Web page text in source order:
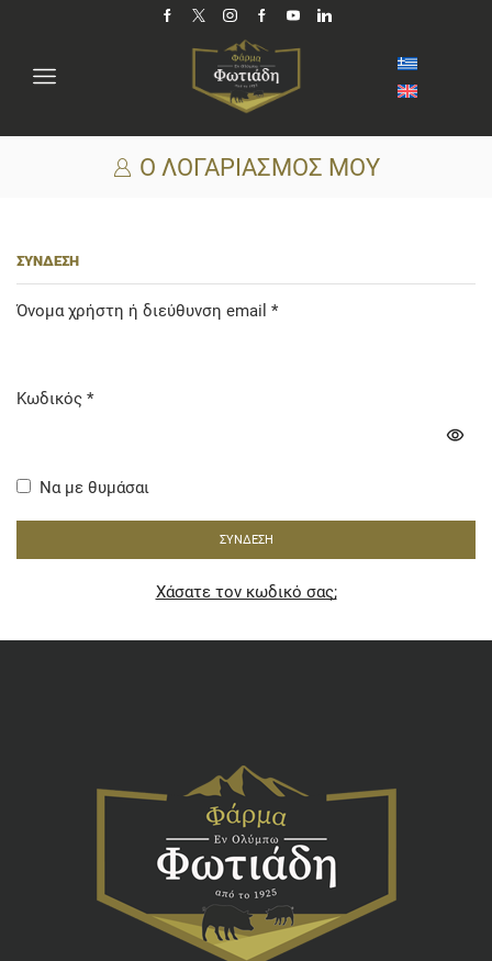
Ο ΛΟΓΑΡΙΑΣΜΌΣ ΜΟΥ
ΣΎΝΔΕΣΗ
Όνομα χρήστη ή διεύθυνση email *Required
Κωδικός *Required
Να με θυμάσαι
ΣΎΝΔΕΣΗ
Χάσατε τον κωδικό σας;